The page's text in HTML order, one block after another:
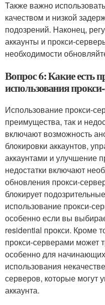
Также важно
качеством и низкой
подозрений. Наконец,
аккаунты и прокси-
необходимости
Вопрос 6: Какие есть
использования
Использование прокси-
преимущества, так и
включают возможность
блокировки аккаунтов,
аккаунтами и улучшение
недостатки включают
обновления прокси-
блокирует
использование прокси-
особенно если вы
residential прокси. Кроме
прокси-серверами может
особенно для
использования
серверов, которые могут
аккаунта.